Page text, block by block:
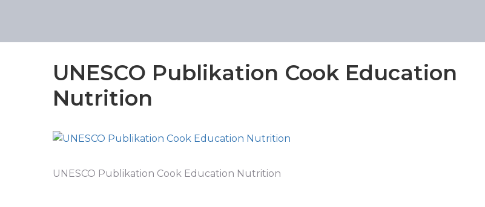
UNESCO Publikation Cook Education
Nutrition
UNESCO Publikation Cook Education Nutrition